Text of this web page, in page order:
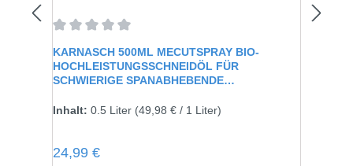
KARNASCH 500ML MECUTSPRAY BIO-
HOCHLEISTUNGSSCHNEIDÖL FÜR
SCHWIERIGE SPANABHEBENDE
Inhalt: 0.5 Liter (49,98 € / 1 Liter)
Regulärer Preis:
24,99 €